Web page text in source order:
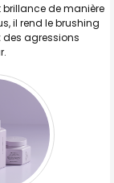
de manière
il rend le brushing
des agressions